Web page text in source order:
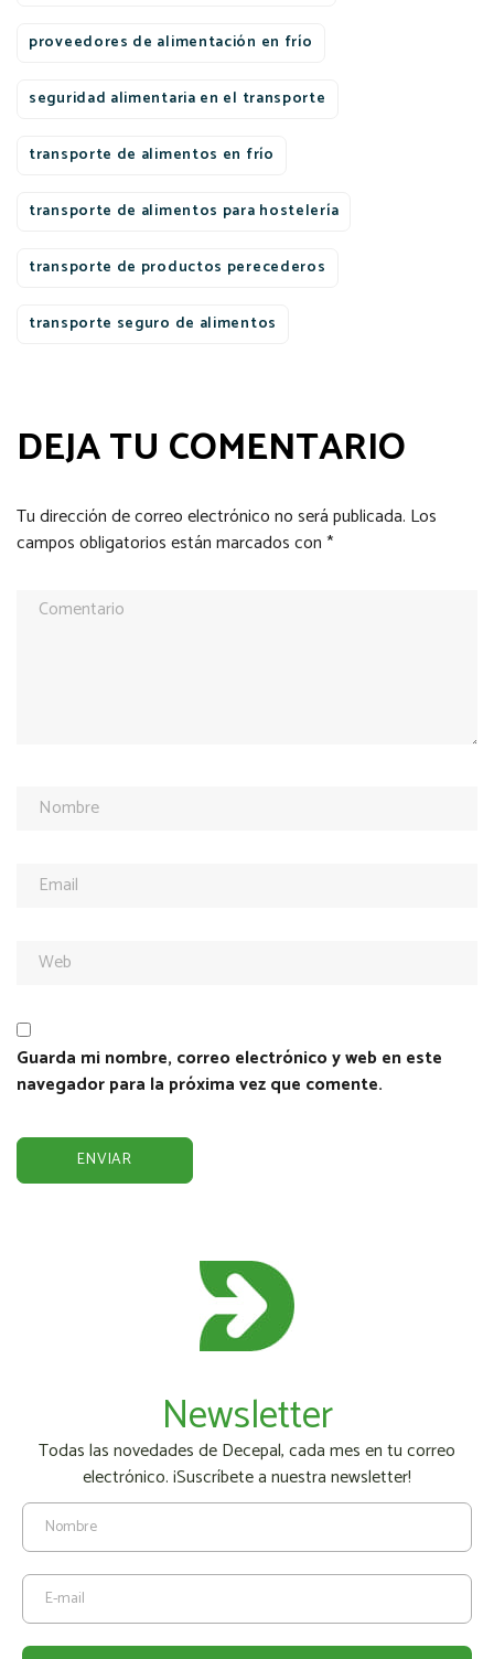
proveedores de alimentación en frío
seguridad alimentaria en el transporte
transporte de alimentos en frío
transporte de alimentos para hostelería
transporte de productos perecederos
transporte seguro de alimentos
DEJA TU COMENTARIO
Tu dirección de correo electrónico no será publicada. Los
campos obligatorios están marcados con*
Guarda mi nombre, correo electrónico y web en este
navegador para la próxima vez que comente.
Newsletter
Todas las novedades de Decepal, cada mes en tu correo
electrónico. ¡Suscríbete a nuestra newsletter!